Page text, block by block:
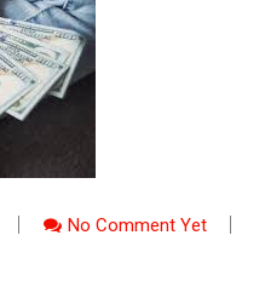
No Comment Yet